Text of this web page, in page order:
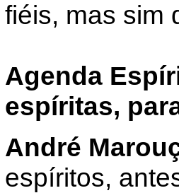
fiéis, mas sim
Agenda
espíritas,
André
espíritos,